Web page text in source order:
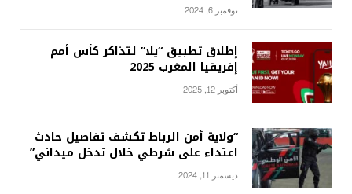
نوفمبر 6, 2024
إطلاق تطبيق “يلا” لتذاكر كأس أمم
إفريقيا المغرب 2025
أكتوبر 12, 2025
“ولاية أمن الرباط تكشف تفاصيل حادث
اعتداء على شرطي خلال تدخل ميداني”
ديسمبر 11, 2024